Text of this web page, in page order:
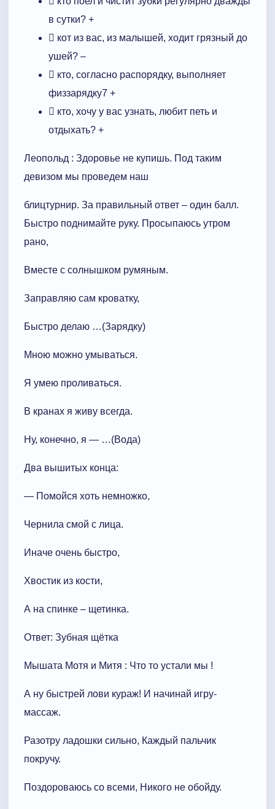
в сутки? +
 кот из вас, из малышей, ходит грязный до
ушей? –
 кто, согласно распорядку, выполняет
физзарядку7 +
 кто, хочу у вас узнать, любит петь и
отдыхать? +
Леопольд : Здоровье не купишь. Под таким
девизом мы проведем наш
блицтурнир. За правильный ответ – один балл.
Быстро поднимайте руку. Просыпаюсь утром
рано,
Вместе с солнышком румяным.
Заправляю сам кроватку,
Быстро делаю …(Зарядку)
Мною можно умываться.
Я умею проливаться.
В кранах я живу всегда.
Ну, конечно, я — …(Вода)
Два вышитых конца:
— Помойся хоть немножко,
Чернила смой с лица.
Иначе очень быстро,
Хвостик из кости,
А на спинке – щетинка.
Ответ: Зубная щётка
Мышата Мотя и Митя : Что то устали мы !
А ну быстрей лови кураж! И начинай игру-
массаж.
Разотру ладошки сильно, Каждый пальчик
покручу.
Поздороваюсь со всеми, Никого не обойду.